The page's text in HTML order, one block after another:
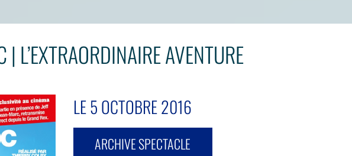
| L’EXTRAORDINAIRE AVENTURE
LE 5 OCTOBRE 2016
ARCHIVE SPECTACLE